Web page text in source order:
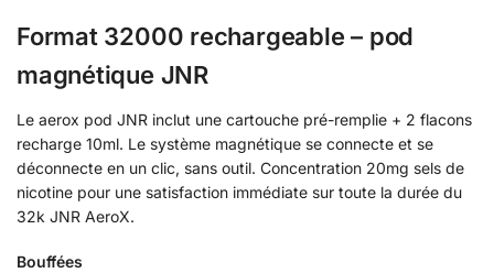
Format 32000 rechargeable – pod
magnétique JNR
Le aerox pod JNR inclut une cartouche pré-remplie + 2 flacons
recharge 10ml. Le système magnétique se connecte et se
déconnecte en un clic, sans outil. Concentration 20mg sels de
nicotine pour une satisfaction immédiate sur toute la durée du
32k JNR AeroX.
Bouffées